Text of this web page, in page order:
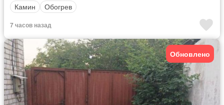
Камин
Обогрев
7 часов назад
Обновлено